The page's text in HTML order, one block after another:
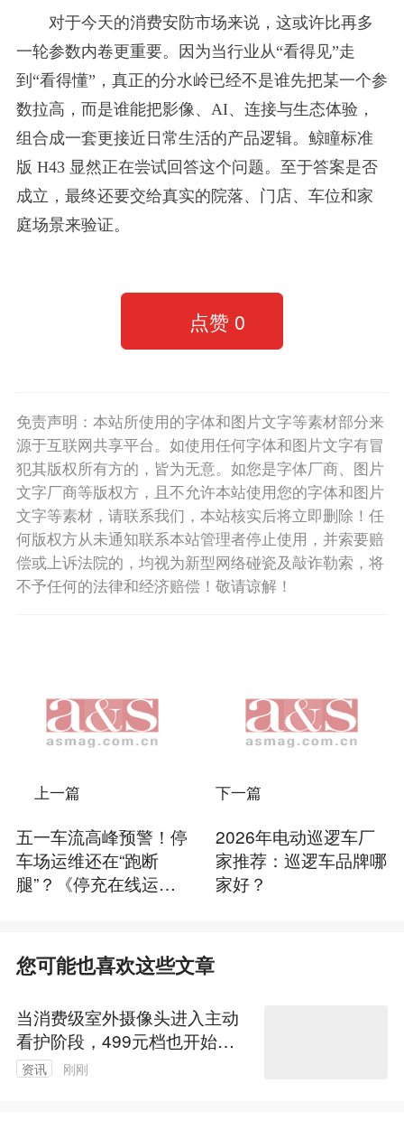
对于今天的消费安防市场来说，这或许比再多
一轮参数内卷更重要。因为当行业从“看得见”走
到“看得懂”，真正的分水岭已经不是谁先把某一个参
数拉高，而是谁能把影像、AI、连接与生态体验，
组合成一套更接近日常生活的产品逻辑。鲸瞳标准
版 H43 显然正在尝试回答这个问题。至于答案是否
成立，最终还要交给真实的院落、门店、车位和家
庭场景来验证。
点赞 0
免责声明：本站所使用的字体和图片文字等素材部分来
源于互联网共享平台。如使用任何字体和图片文字有冒
犯其版权所有方的，皆为无意。如您是字体厂商、图片
文字厂商等版权方，且不允许本站使用您的字体和图片
文字等素材，请联系我们，本站核实后将立即删除！任
何版权方从未通知联系本站管理者停止使用，并索要赔
偿或上诉法院的，均视为新型网络碰瓷及敲诈勒索，将
不予任何的法律和经济赔偿！敬请谅解！
上一篇
五一车流高峰预警！停
车场运维还在“跑断
腿”？《停充在线运维
下一篇
2026年电动巡逻车厂
家推荐：巡逻车品牌哪
家好？
您可能也喜欢这些文章
当消费级室外摄像头进入主动
看护阶段，499元档也开始重
写产品逻辑
资讯 刚刚